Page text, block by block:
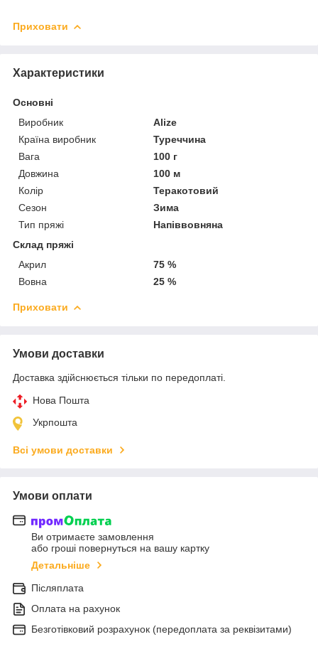
Приховати
Характеристики
Основні
Виробник
Alize
Країна виробник
Туреччина
Вага
100 г
Довжина
100 м
Колір
Теракотовий
Сезон
Зима
Тип пряжі
Напіввовняна
Склад пряжі
Акрил
75 %
Вовна
25 %
Приховати
Умови доставки
Доставка здійснюється тільки по передоплаті.
Нова Пошта
Укрпошта
Всі умови доставки
Умови оплати
Ви отримаєте замовлення
або гроші повернуться на вашу картку
Детальніше
Післяплата
Оплата на рахунок
Безготівковий розрахунок (передоплата за реквізитами)